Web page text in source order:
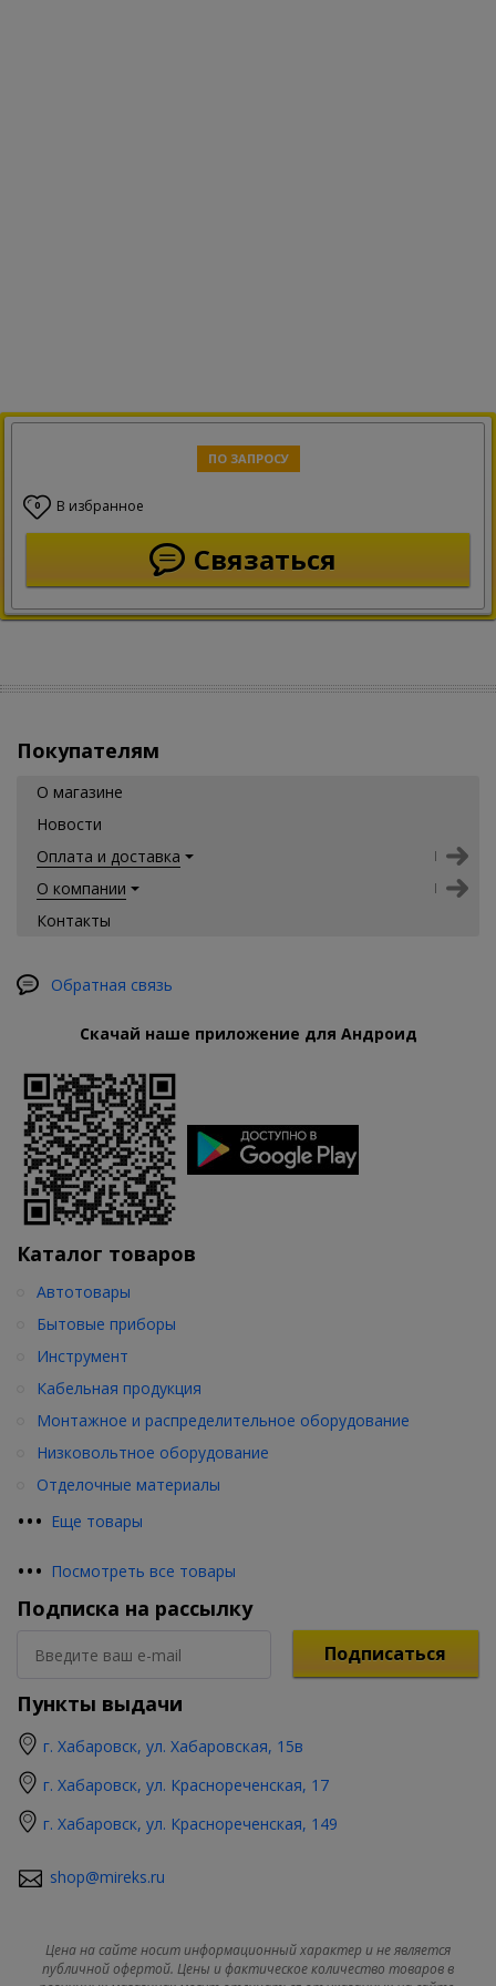
ПО ЗАПРОСУ
0 В избранное
Связаться
Покупателям
О магазине
Новости
Оплата и доставка
О компании
Контакты
Обратная связь
Скачай наше приложение для Андроид
Каталог товаров
••• Еще товары
Автотовары
Бытовые приборы
Инструмент
Кабельная продукция
Монтажное и распределительное оборудование
Низковольтное оборудование
Отделочные материалы
••• Посмотреть все товары
Подписка на рассылку
Подписаться
Пункты выдачи
г. Хабаровск, ул. Хабаровская, 15в
г. Хабаровск, ул. Краснореченская, 17
г. Хабаровск, ул. Краснореченская, 149
shop@mireks.ru
Цена на сайте носит информационный характер и не является
публичной офертой. Цены и фактическое количество товаров в